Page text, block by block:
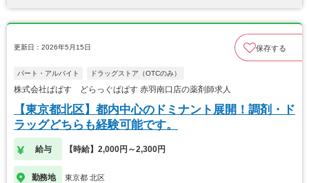
更新日：2026年5月15日 保存する
パート・アルバイト ドラッグストア（OTCのみ）
株式会社ぱぱす どらっぐぱぱす 赤羽南口店の薬剤師求人
【東京都北区】都内中心のドミナント展開！調剤・ド
ラッグどちらも経験可能です。
給与 【時給】2,000円～2,300円
勤務地 東京都 北区